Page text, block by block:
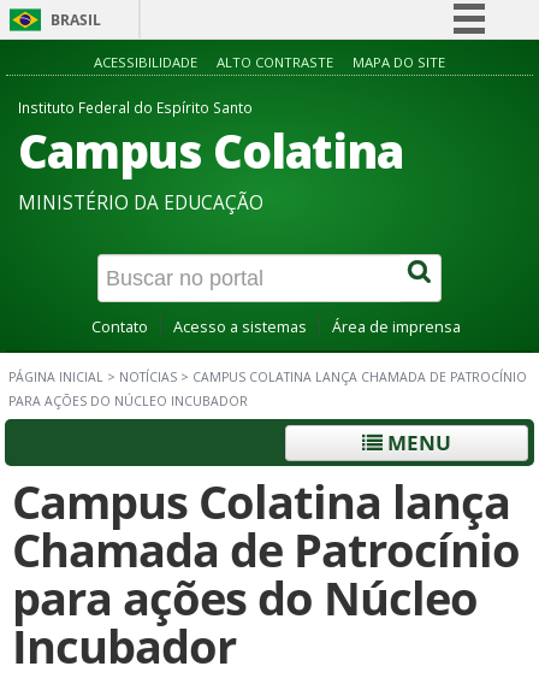
BRASIL
Simplifique!
Acesso à informação
Canais
ACESSIBILIDADE ALTO CONTRASTE MAPA DO SITE
Instituto Federal do Espírito Santo
Campus Colatina
MINISTÉRIO DA EDUCAÇÃO
Contato Acesso a sistemas Área de imprensa
PÁGINA INICIAL > NOTÍCIAS > CAMPUS COLATINA LANÇA CHAMADA DE PATROCÍNIO
PARA AÇÕES DO NÚCLEO INCUBADOR
MENU
Campus Colatina lança
Chamada de Patrocínio
para ações do Núcleo
Incubador